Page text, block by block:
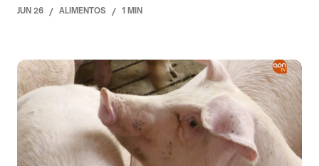
JUN 26 / ALIMENTOS / 1 MIN